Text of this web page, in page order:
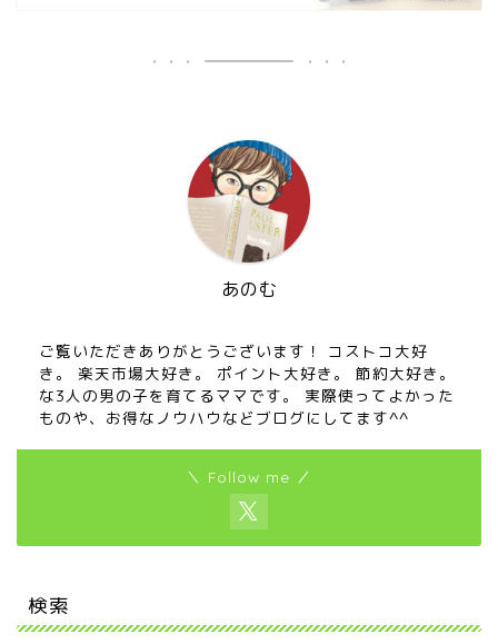
あのむ
ご覧いただきありがとうございます！ コストコ大好
き。 楽天市場大好き。 ポイント大好き。 節約大好き。
な3人の男の子を育てるママです。 実際使ってよかった
ものや、お得なノウハウなどブログにしてます^^
＼ Follow me ／
検索